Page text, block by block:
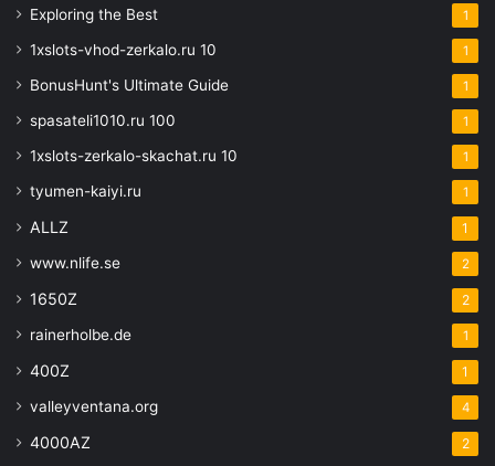
Exploring the Best 1
1xslots-vhod-zerkalo.ru 10 1
BonusHunt's Ultimate Guide 1
spasateli1010.ru 100 1
1xslots-zerkalo-skachat.ru 10 1
tyumen-kaiyi.ru 1
ALLZ 1
www.nlife.se 2
1650Z 2
rainerholbe.de 1
400Z 1
valleyventana.org 4
4000AZ 2